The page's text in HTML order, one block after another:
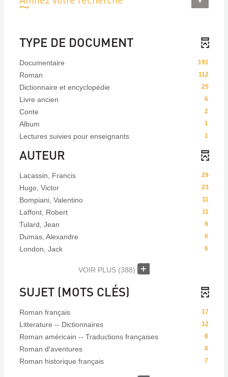
TYPE DE DOCUMENT
191
Documentaire
112
Roman
25
Dictionnaire et encyclopédie
6
Livre ancien
2
Conte
1
Album
1
Lectures suivies pour enseignants
AUTEUR
29
Lacassin, Francis
23
Hugo, Victor
11
Bompiani, Valentino
11
Laffont, Robert
9
Tulard, Jean
6
Dumas, Alexandre
6
London, Jack
VOIR PLUS (388)
SUJET (MOTS CLÉS)
17
Roman français
12
Litterature -- Dictionnaires
8
Roman américain -- Traductions françaises
8
Roman d'aventures
7
Roman historique français